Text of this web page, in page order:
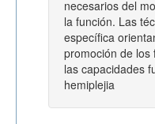
necesarios del
la función. Las
específica
promoción de
las capacidades
hemiplejia